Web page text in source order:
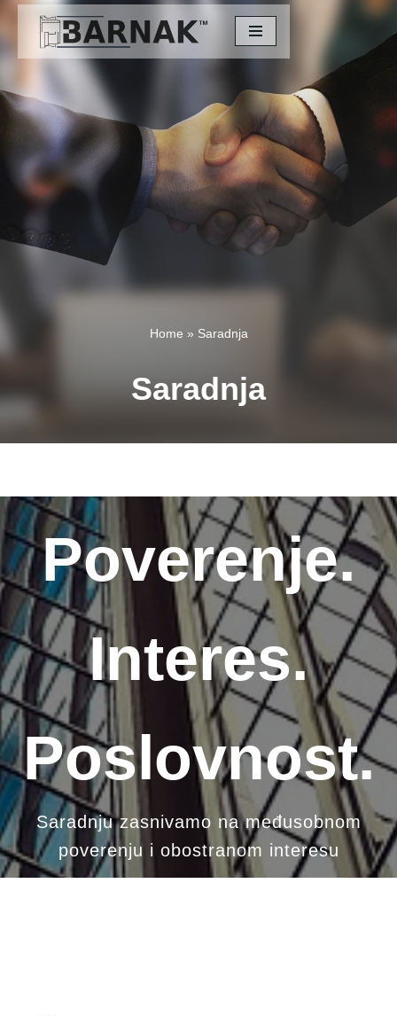
Скочи
садржај
Home » Saradnja
Saradnja
Poverenje.
Interes.
Poslovnost.
Saradnju zasnivamo na međusobnom
poverenju i obostranom interesu